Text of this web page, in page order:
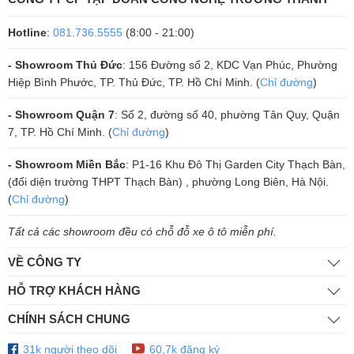
- Tính Linh Hoạt trong Kết NốiEvo 2 có thể dễ dàng chuyển đổi
giữa hai chế độ:3-way active (NL8-tri amp) hoặc3-way passive
mid/hi (NL4-bi amp), mang lại sự linh hoạt cao khi sử dụng trong các
- Độ Bền Cao và Thiết Kế Mới Mẻ
Đặc biệt, bạn cũng có thể thêm lưới chống bụi để có vẻ ngoài gọn
gàng và dễ dàng bảo vệ loa trong quá trình sử dụng.
Audio cung cấp thùng đựng chuyên dụng cho hai chiếc Evo 2, đảm
bảo an toàn trong quá trình di chuyển.
Hotline: 081.736.5555 (8:00 - 21:00)
- Showroom Thủ Đức: 156 Đường số 2, KDC Vạn Phúc, Phường
Hiệp Bình Phước, TP. Thủ Đức, TP. Hồ Chí Minh. (Chỉ đường)
- Showroom Quận 7: Số 2, đường số 40, phường Tân Quy, Quận
7, TP. Hồ Chí Minh. (Chỉ đường)
- Showroom Miền Bắc: P1-16 Khu Đô Thị Garden City Thạch Bàn,
(đối diện trường THPT Thạch Bàn) , phường Long Biên, Hà Nội.
(Chỉ đường)
Tất cả các showroom đều có chỗ đỗ xe ô tô miễn phí.
VỀ CÔNG TY
HỖ TRỢ KHÁCH HÀNG
CHÍNH SÁCH CHUNG
31k người theo dõi 60,7k đăng ký